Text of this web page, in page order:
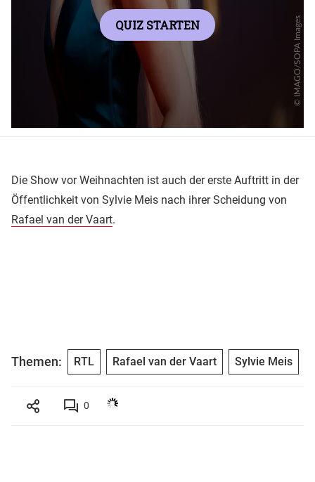
Die Show vor Weihnachten ist auch der erste Auftritt in der
Öffentlichkeit von Sylvie Meis nach ihrer Scheidung von
Rafael van der Vaart.
Themen: RTL Rafael van der Vaart Sylvie Meis
0